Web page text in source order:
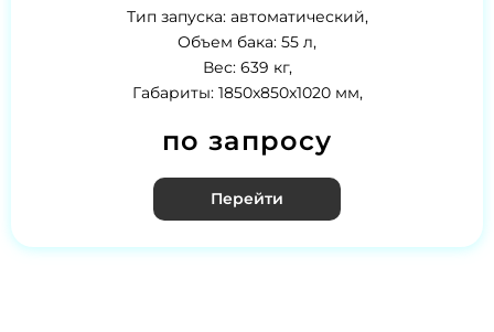
Тип запуска: автоматический,
Объем бака: 55 л,
Вес: 639 кг,
Габариты: 1850x850x1020 мм,
по запросу
Перейти